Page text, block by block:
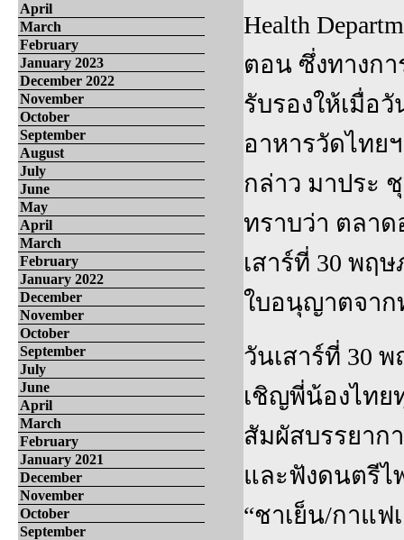
April
March
February
January 2023
December 2022
November
October
September
August
July
June
May
April
March
February
January 2022
December
November
October
September
July
June
April
March
February
January 2021
December
November
October
September
Health
ตอน ซึ่งทางกา
รับรองให้เมื่อ
อาหารวัดไทย
กล่าว มาประ
ทราบว่า ตลาด
เสาร์ที่ 30 พฤ
ใบอนุญาตจาก
วันเสาร์ที่ 30
เชิญพี่น้องไทย
สัมผัสบรรยาก
และฟังดนตรีไ
“ชาเย็น/กาแฟ